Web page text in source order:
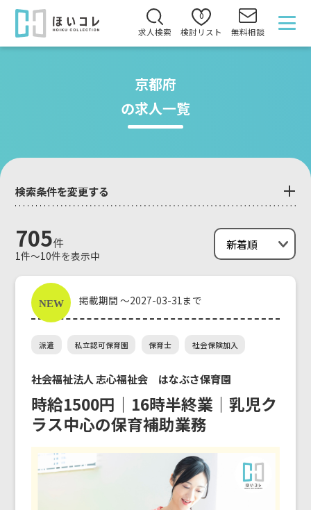
求人検索
0
検討リスト 無料相談
京都府
の求人一覧
検索条件を変更する
705件
1件～10件を表示中
掲載期間 ～2027-03-31まで
派遣 私立認可保育園 保育士 社会保険加入
社会福祉法人 志心福祉会 はなぶさ保育園
時給1500円｜16時半終業｜乳児ク
ラス中心の保育補助業務